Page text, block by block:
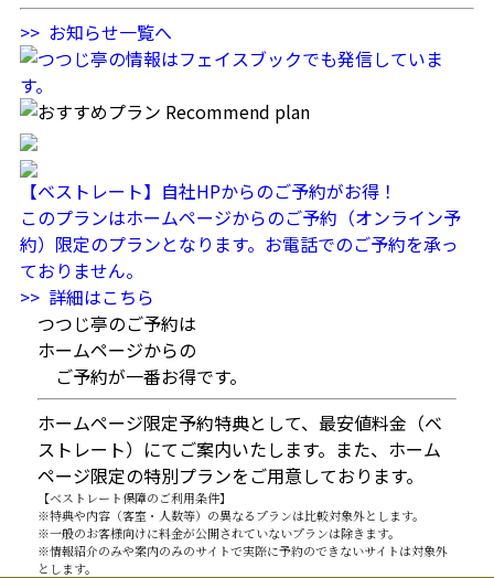
>> お知らせ一覧へ
【ベストレート】自社HPからのご予約がお得！
このプランはホームページからのご予約（オンライン予
約）限定のプランとなります。お電話でのご予約を承っ
ておりません。
>> 詳細はこちら
つつじ亭のご予約は
ホームページからの
ご予約が一番お得です。
ホームページ限定予約特典として、最安値料金（ベ
ストレート）にてご案内いたします。 また、ホーム
ページ限定の特別プランをご用意しております。
【ベストレート保障のご利用条件】
※特典や内容（客室・人数等）の異なるプランは比較対象外とします。
※一般のお客様向けに料金が公開されていないプランは除きます。
※情報紹介のみや案内のみのサイトで実際に予約のできないサイトは対象外
とします。